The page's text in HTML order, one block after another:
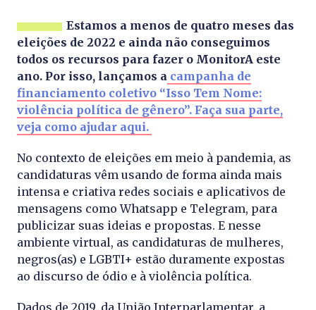
Estamos a menos de quatro meses das
eleições de 2022 e ainda não conseguimos
todos os recursos para fazer o MonitorA este
ano. Por isso, lançamos a campanha de
financiamento coletivo “Isso Tem Nome:
violência política de gênero”. Faça sua parte,
veja como ajudar aqui.
No contexto de eleições em meio à pandemia, as
candidaturas vêm usando de forma ainda mais
intensa e criativa redes sociais e aplicativos de
mensagens como Whatsapp e Telegram, para
publicizar suas ideias e propostas. E nesse
ambiente virtual, as candidaturas de mulheres,
negros(as) e LGBTI+ estão duramente expostas
ao discurso de ódio e à violência política.
Dados de 2019, da União Interparlamentar, a